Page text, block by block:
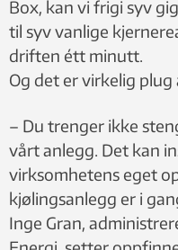
Box, kan vi frigi syv
til syv vanlige
driften étt minutt.
Og det er virkelig plug
– Du trenger ikke
vårt anlegg. Det kan
virksomhetens eget
kjølingsanlegg er i
Inge Gran,